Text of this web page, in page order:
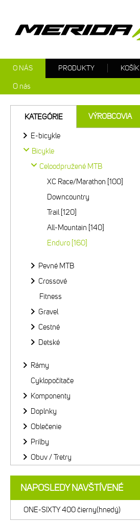
KATEGÓRIE VÝROBCOVIA
E-bicykle
Bicykle
Celoodpružené MTB
XC Race/Marathon [100]
Downcountry
Trail [120]
All-Mountain [140]
Enduro [160]
Pevné MTB
Crossové
Fitness
Gravel
Cestné
Detské
Rámy
Cyklopočítače
Komponenty
Doplnky
Oblečenie
Prilby
Obuv / Tretry
NAPOSLEDY NAVŠTÍVENÉ
ONE-SIXTY 400 čierny(hnedý)
O NÁS
O nás
PRODUKTY KOŠÍK